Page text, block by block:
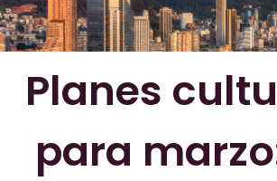
Planes
para